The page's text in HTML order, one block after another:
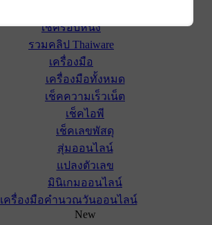
เช็ครอบหนัง
รวมคลิป Thaiware
เครื่องมือ
เครื่องมือทั้งหมด
เช็คความเร็วเน็ต
เช็คไอพี
เช็คเลขพัสดุ
สุ่มออนไลน์
แปลงตัวเลข
มินิเกมออนไลน์
เครื่องมือคำนวณวันออนไลน์
New